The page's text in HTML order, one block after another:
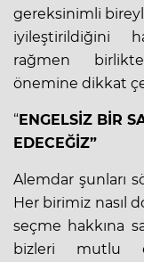
gereksinimli
iyileştirildiğini
rağmen
önemine dikkat
“ENGELSİZ BİR
EDECEĞİZ”
Alemdar şunları
Her birimiz nasıl
seçme hakkına
bizleri mutlu